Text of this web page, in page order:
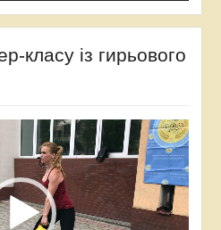
класу із гирьового